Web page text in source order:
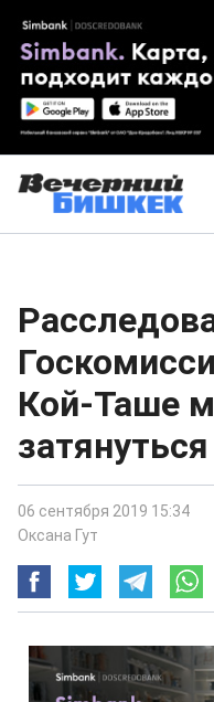
Кой-Таше
затянуться
06 сентября 2019 15:34
Оксана Гут